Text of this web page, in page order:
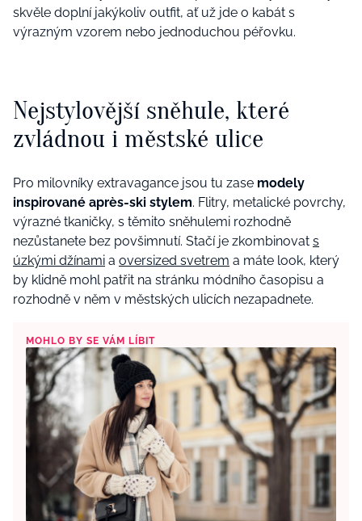
skvěle doplní jakýkoliv outfit, ať už jde o kabát s
výrazným vzorem nebo jednoduchou péřovku.
Nejstylovější sněhule, které
zvládnou i městské ulice
Pro milovníky extravagance jsou tu zase modely
inspirované après-ski stylem. Flitry, metalické povrchy,
výrazné tkaničky, s těmito sněhulemi rozhodně
nezůstanete bez povšimnutí. Stačí je zkombinovat s
úzkými džínami a oversized svetrem a máte look, který
by klidně mohl patřit na stránku módního časopisu a
rozhodně v něm v městských ulicích nezapadnete.
MOHLO BY SE VÁM LÍBIT